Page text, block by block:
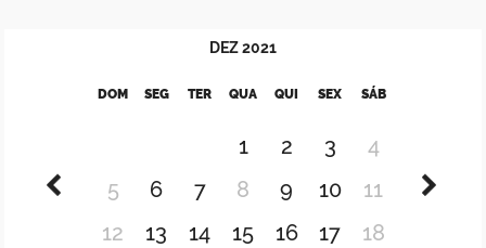
DEZ2021
DOM SEG TER QUA QUI SEX SÁB
1 2 3
4
5
6 7 8 9 10
11
12
13 14 15 16 17
18